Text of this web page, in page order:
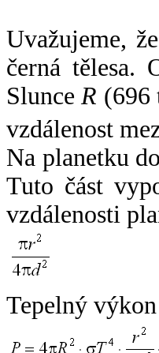
Uvažujeme,
černá tělesa.
SlunceR (696
vzdálenost
Na planetku
Tuto část
vzdálenosti
Tepelný